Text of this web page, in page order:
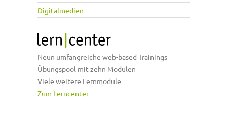
Digitalmedien
Neun umfangreiche web-based Trainings
Übungspool mit zehn Modulen
Viele weitere Lernmodule
Zum Lerncenter